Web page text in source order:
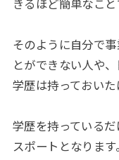
きるほど簡単なこと
そのように自分で
とができない人や
学歴は持っておいた
学歴を持っている
スポートとなります